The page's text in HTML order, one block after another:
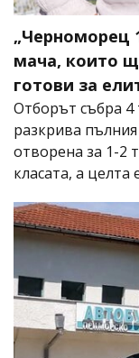
„Черноморец
мача, които
готови за
Отборът събра
разкрива
отворена за 1-2
класата, а